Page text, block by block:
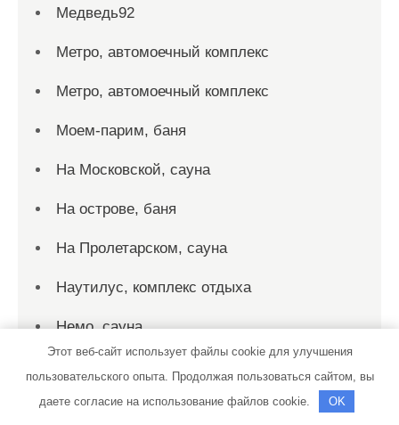
Медведь92
Метро, автомоечный комплекс
Метро, автомоечный комплекс
Моем-парим, баня
На Московской, сауна
На острове, баня
На Пролетарском, сауна
Наутилус, комплекс отдыха
Немо, сауна
Новое Брянцево, комплекс отдыха
Этот веб-сайт использует файлы cookie для улучшения
пользовательского опыта. Продолжая пользоваться сайтом, вы
даете согласие на использование файлов cookie.
OK